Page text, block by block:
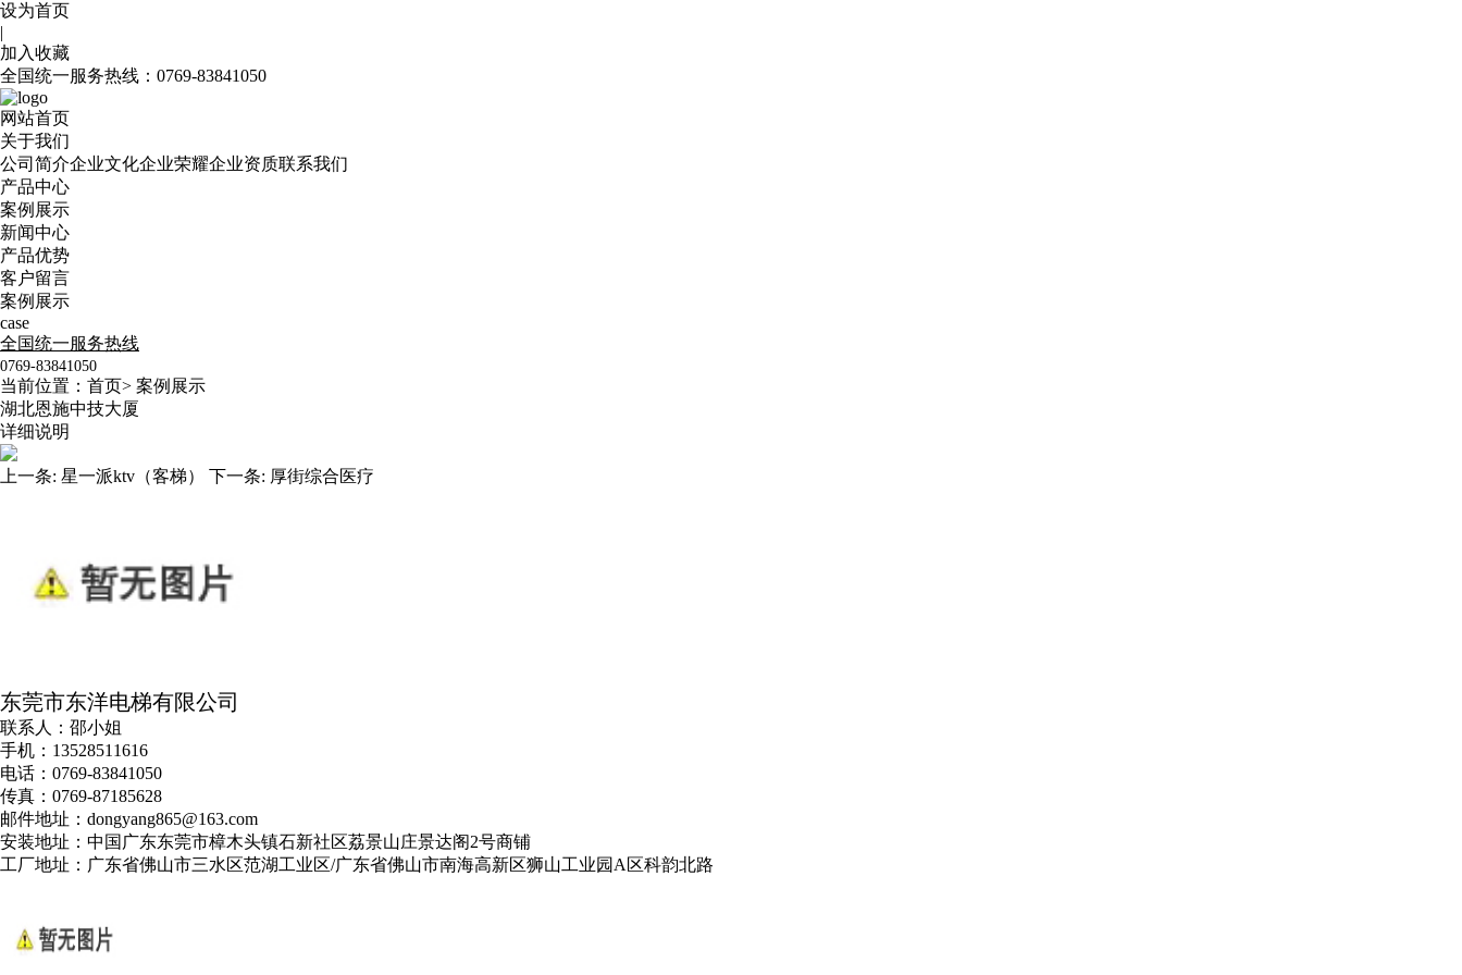
设为首页
|
加入收藏
全国统一服务热线： 0769-83841050
网站首页
关于我们
公司简介企业文化企业荣耀企业资质联系我们
产品中心
案例展示
新闻中心
产品优势
客户留言
案例展示
case
全国统一服务热线
0769-83841050
当前位置： 首页> 案例展示
湖北恩施中技大厦
详细说明
上一条: 星一派ktv（客梯） 下一条: 厚街综合医疗
东莞市东洋电梯有限公司
联系人：邵小姐
手机：13528511616
电话：0769-83841050
传真：0769-87185628
邮件地址：dongyang865@163.com
安装地址：中国广东东莞市樟木头镇石新社区荔景山庄景达阁2号商铺
工厂地址：广东省佛山市三水区范湖工业区/广东省佛山市南海高新区狮山工业园A区科韵北路